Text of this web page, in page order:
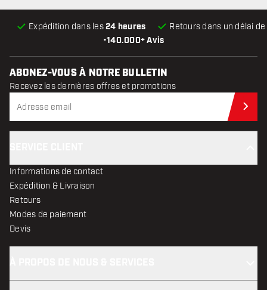
•140.000+ Avis
Expédition dans les24 heures Retours dans un délai de
ABONEZ-VOUS À NOTRE BULLETIN
Recevez les dernières offres et promotions
Informations de contact
Expédition & Livraison
Retours
Modes de paiement
Devis